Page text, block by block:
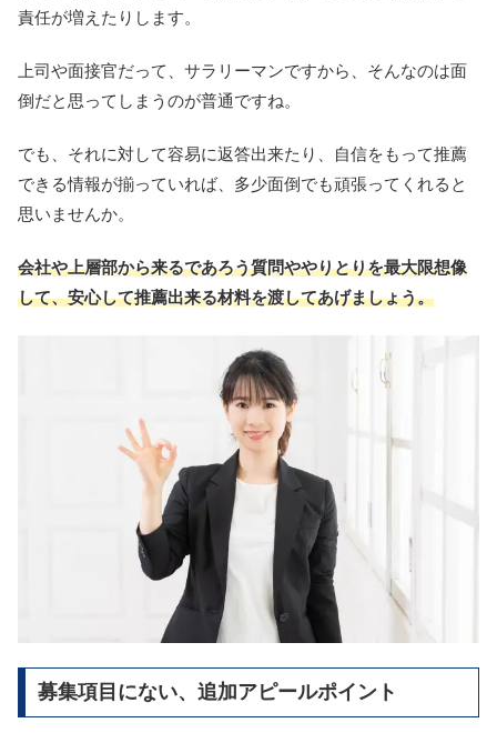
責任が増えたりします。
上司や面接官だって、サラリーマンですから、そんなのは面
倒だと思ってしまうのが普通ですね。
でも、それに対して容易に返答出来たり、自信をもって推薦
できる情報が揃っていれば、多少面倒でも頑張ってくれると
思いませんか。
会社や上層部から来るであろう質問ややりとりを最大限想像
して、安心して推薦出来る材料を渡してあげましょう。
募集項目にない、追加アピールポイント